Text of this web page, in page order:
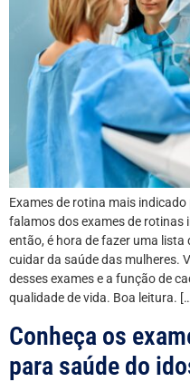
Exames de rotina mais
falamos dos exames de rotinas
então, é hora de fazer uma
cuidar da saúde das mulheres.
desses exames e a função de
qualidade de vida. Boa leitura.
Conheça os
para saúde do